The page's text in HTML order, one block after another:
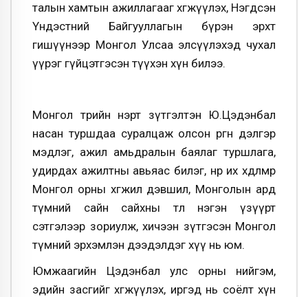
талын хамтын ажиллагааг хөгжүүлэх, Нэгдсэн
Үндэстний Байгууллагын бүрэн эрхт
гишүүнээр Монгол Улсаа элсүүлэхэд чухал
үүрэг гүйцэтгэсэн түүхэн хүн билээ.
Монгол төрийн нэрт зүтгэлтэн Ю.Цэдэнбал
насан туршдаа суралцаж олсон өргөн дэлгэр
мэдлэг, ажил амьдралын баялаг туршлага,
удирдах ажилтны авьяас билэг, нөр их хөдөлмөрөө
Монгол орны хөгжил дэвшил, Монголын ард
түмний сайн сайхны төлөө нэгэн үзүүрт
сэтгэлээр зориулж, хичээн зүтгэсэн Монгол
түмний эрхэмлэн дээдэлдэг хүү нь юм.
Юмжаагийн Цэдэнбал улс орны нийгэм,
эдийн засгийг хөгжүүлэх, иргэд нь соёлт хүн